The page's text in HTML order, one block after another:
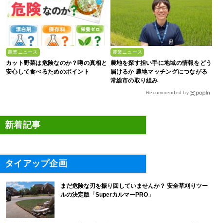
農業ニュース
カット野菜は危険なのか？噂の真相と
安心して食べるためのポイント
農業ニュース
農地を探す担い手に地域の情報をどう
届けるか 農地マッチングにつながる
常総市の取り組み
Recommended by
新着記事
タイアップ企画
まだ危険な刃を振り回していませんか？ 安全草刈りツー
ルの決定版「SuperカルマーPRO」